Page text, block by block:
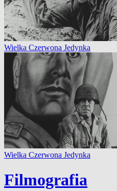
Wielka Czerwona Jedynka
Wielka Czerwona Jedynka
Filmografia